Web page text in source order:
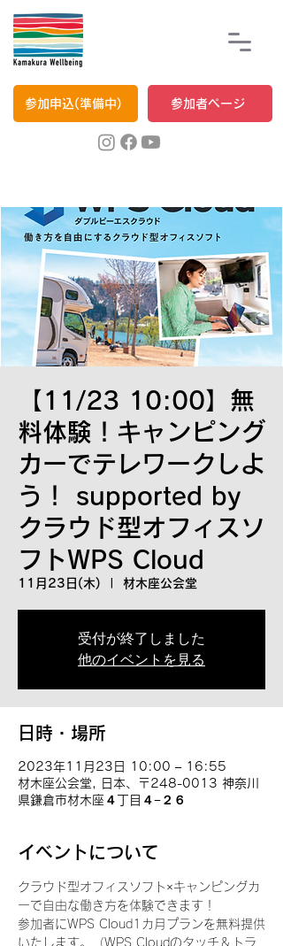
参加申込(準備中) 参加者ページ
【11/23 10:00】無
料体験！キャンピング
カーでテレワークしよ
う！ supported by
クラウド型オフィスソ
フトWPS Cloud
11月23日(木) 材木座公会堂
受付が終了しました
他のイベントを見る
日時・場所
2023年11月23日 10:00 – 16:55
材木座公会堂, 日本、〒248-0013 神奈川
県鎌倉市材木座４丁目４−２６
イベントについて
クラウド型オフィスソフト×キャンピングカ
ーで自由な働き方を体験できます！
参加者にWPS Cloud1カ月プランを無料提供
いたします。（WPS Cloudのタッチ＆トラ